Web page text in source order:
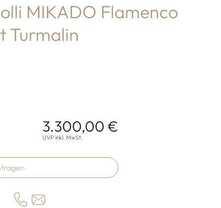
MIKADO Flamenco
Turmalin
3.300,00 €
UVP inkl. MwSt.